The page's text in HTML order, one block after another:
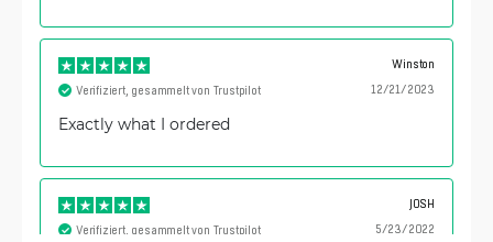
Winston
12/21/2023
Verifiziert, gesammelt von Trustpilot
Exactly what I ordered
JOSH
5/23/2022
Verifiziert, gesammelt von Trustpilot